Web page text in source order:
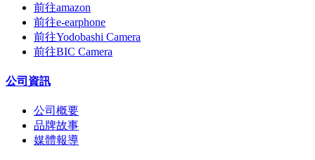
前往amazon
前往e-earphone
前往Yodobashi Camera
前往BIC Camera
公司資訊
公司概要
品牌故事
媒體報導